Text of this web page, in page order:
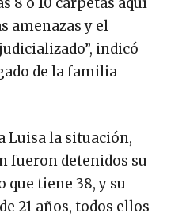
8 o 10 carpetas aquí
amenazas y el
indicó
de la familia
Luisa la situación,
fueron detenidos su
que tiene 38, y su
21 años, todos ellos